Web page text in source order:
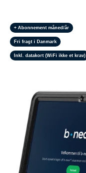
+ Abonnement måned/år
Fri fragt i Danmark
Inkl. datakort (WiFi ikke et krav)